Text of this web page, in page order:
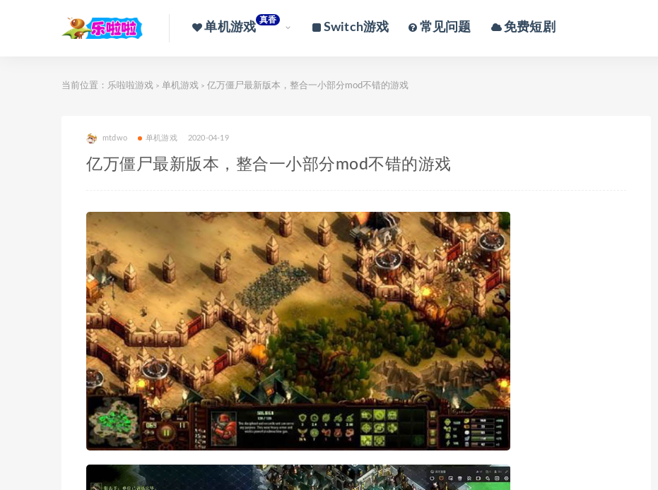
单机游戏
真香
Switch游戏 常见问题 免费短剧
当前位置： 乐啦啦游戏 > 单机游戏 > 亿万僵尸最新版本，整合一小部分mod不错的游戏
mtdwo 单机游戏 2020-04-19
亿万僵尸最新版本，整合一小部分mod不错的游戏